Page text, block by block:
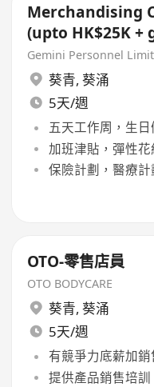
Merchandising
(upto HK$25K +
benefits)
Gemini Personnel
葵青, 葵涌
5天/週
五天工作周，生
加班津貼，彈性花
保險計劃，醫療
OTO-零售店員
OTO BODYCARE
葵青, 葵涌
5天/週
有競爭力底薪加銷
提供產品銷售培訓